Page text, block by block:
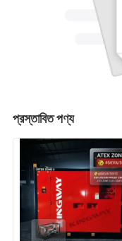
প্রস্তাবিত পণ্য